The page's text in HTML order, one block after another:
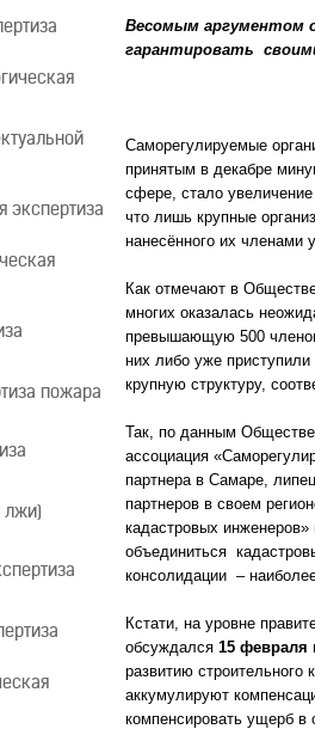
экспертиза
пожара
лжи)
Весомым аргументом
гарантировать
Саморегулируемые
принятым в декабре
сфере, стало
что лишь крупные
нанесённого их членами
Как отмечают в
многих оказалась
превышающую 500
них либо уже
крупную структуру,
Так, по данным
ассоциация
партнера в Самаре,
партнеров в своем
кадастровых
объединиться
консолидации –
Кстати, на уровне
обсуждался 15 февраля
развитию
аккумулируют
компенсировать ущерб в